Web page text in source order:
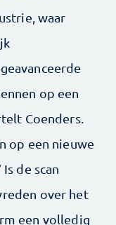
waar
op een
Coenders.
op een nieuwe
de scan
over het
een volledig